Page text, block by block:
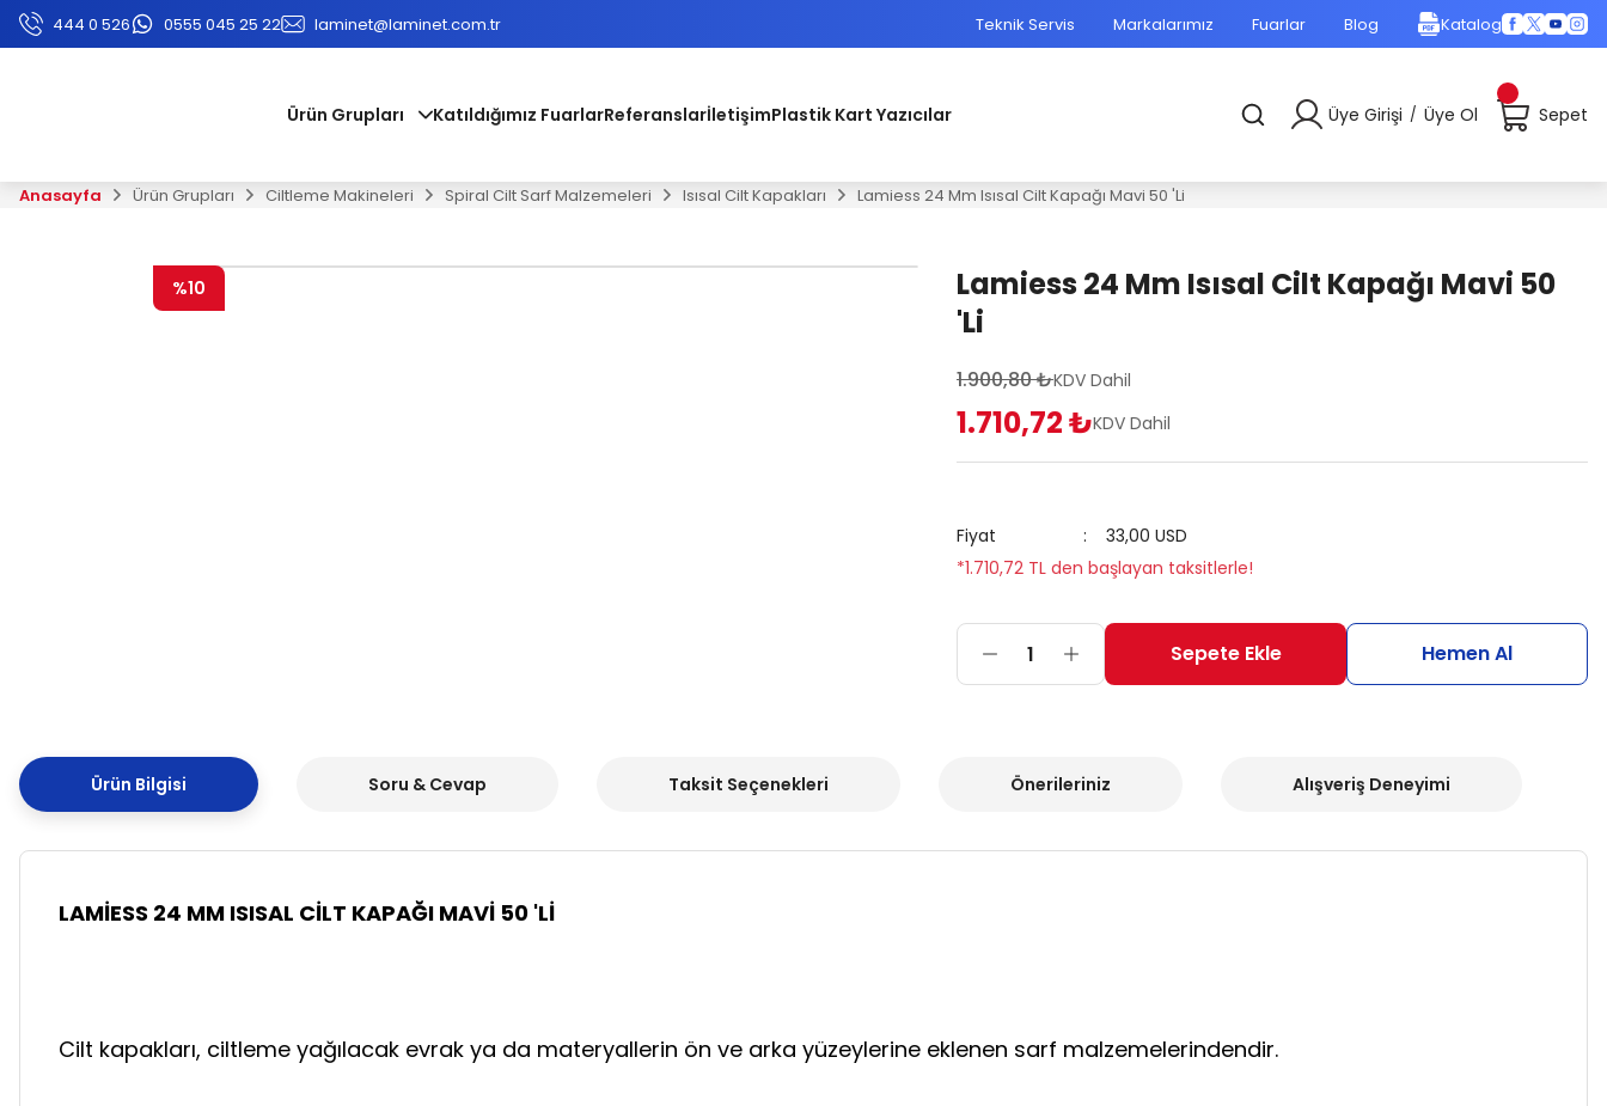
444 0 526 0555 045 25 22 laminet@laminet.com.tr Teknik Servis Markalarımız Fuarlar Blog Katalog
Ürün Grupları Katıldığımız FuarlarReferanslarİletişimPlastik Kart Yazıcılar Üye Girişi / Üye Ol Sepet
Anasayfa Ürün Grupları Ciltleme Makineleri Spiral Cilt Sarf Malzemeleri Isısal Cilt Kapakları Lamiess 24 Mm Isısal Cilt Kapağı Mavi 50 'Li
%10
Lamiess 24 Mm Isısal Cilt Kapağı Mavi 50
'Li
1.900,80 ₺KDV Dahil
1.710,72 ₺KDV Dahil
Fiyat
33,00 USD
*1.710,72 TL den başlayan taksitlerle!
Sepete Ekle Hemen Al
Ürün Bilgisi Soru & Cevap Taksit Seçenekleri Önerileriniz Alışveriş Deneyimi
LAMİESS 24 MM ISISAL CİLT KAPAĞI MAVİ 50 'Lİ
Cilt kapakları, ciltleme yağılacak evrak ya da materyallerin ön ve arka yüzeylerine eklenen sarf malzemelerindendir.